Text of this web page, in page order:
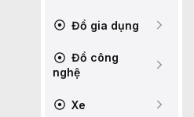
Đồ gia dụng
Đồ công
nghệ
Xe